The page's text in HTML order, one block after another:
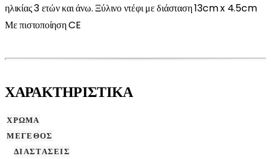
ηλικίας 3 ετών και άνω. Ξύλινο ντέφι με διάσταση 13cm x 4.5cm
Με πιστοποίηση CE
ΧΑΡΑΚΤΗΡΙΣΤΙΚΑ
ΧΡΩΜΑ
ΜΕΓΕΘΟΣ
ΔΙΑΣΤΑΣΕΙΣ